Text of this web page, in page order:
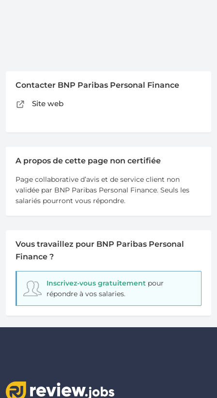
Contacter BNP Paribas Personal Finance
Site web
A propos de cette page non certifiée
Page collaborative d’avis et de service client non
validée par BNP Paribas Personal Finance. Seuls les
salariés pourront vous répondre.
Vous travaillez pour BNP Paribas Personal
Finance ?
Inscrivez-vous gratuitementpour
répondre à vos salaries.